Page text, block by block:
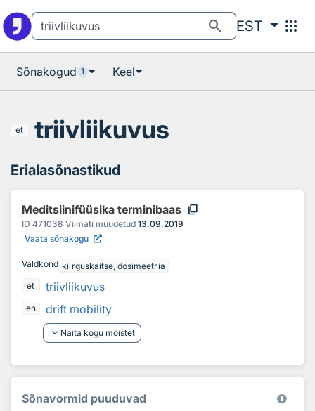
search EST apps
Sõnakogud 1 Keel
et triivliikuvus
Erialasõnastikud
Meditsiinifüüsika terminibaas content_copy
ID 471038 Viimati muudetud 13.09.2019
Vaata sõnakogu
Valdkond kiirguskaitse, dosimeetria
et
triivliikuvus
en
drift mobility
keyboard_arrow_down Näita kogu mõistet
Sõnavormid puuduvad